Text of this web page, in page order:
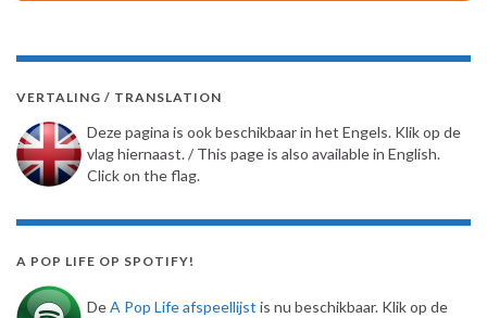
VERTALING / TRANSLATION
Deze pagina is ook beschikbaar in het Engels. Klik op de
vlag hiernaast. / This page is also available in English.
Click on the flag.
A POP LIFE OP SPOTIFY!
DeA Pop Life afspeellijst is nu beschikbaar. Klik op de